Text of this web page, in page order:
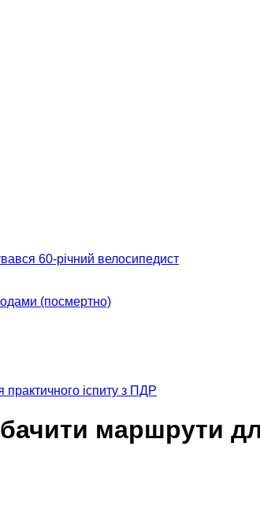
60-річний велосипедист
(посмертно)
іспиту з ПДР
маршрути